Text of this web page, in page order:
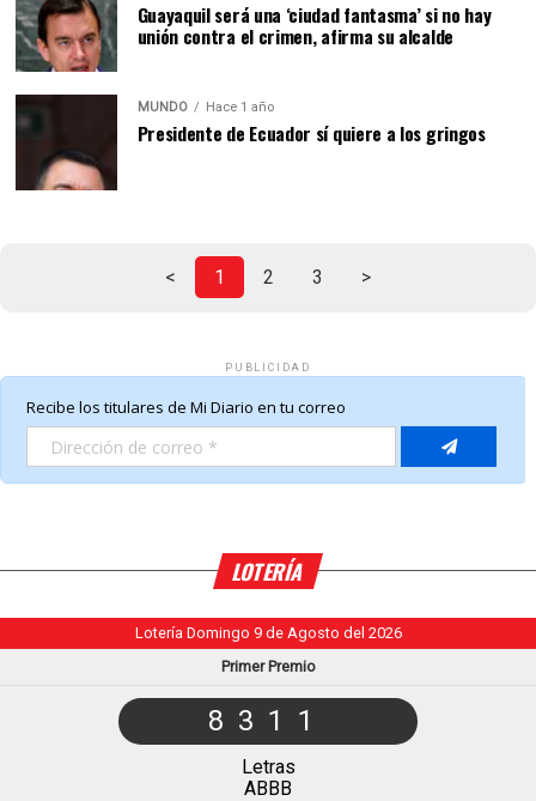
Guayaquil será una ‘ciudad fantasma’ si no hay
unión contra el crimen, afirma su alcalde
MUNDO Hace 1 año
Presidente de Ecuador sí quiere a los gringos
< 1 2 3 >
PUBLICIDAD
LOTERÍA
Lotería Domingo 9 de Agosto del 2026
Primer Premio
8311
Letras
ABBB